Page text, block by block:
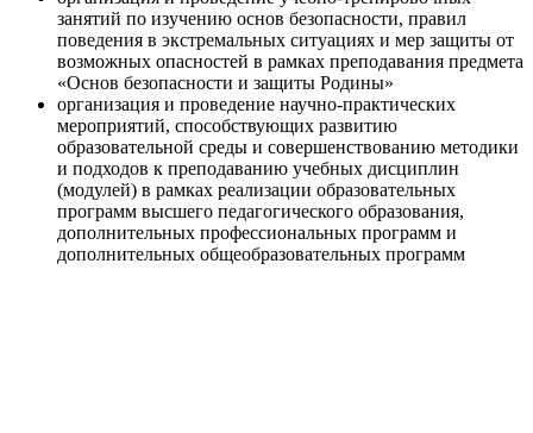
занятий по изучению основ безопасности, правил
поведения в экстремальных ситуациях и мер защиты от
возможных опасностей в рамках преподавания предмета
«Основ безопасности и защиты Родины»
организация и проведение научно-практических
мероприятий, способствующих развитию
образовательной среды и совершенствованию методики
и подходов к преподаванию учебных дисциплин
(модулей) в рамках реализации образовательных
программ высшего педагогического образования,
дополнительных профессиональных программ и
дополнительных общеобразовательных программ